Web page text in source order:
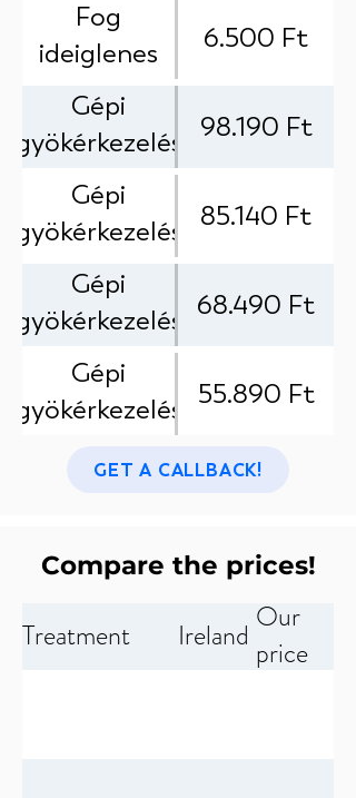
Fog
ideiglenes
gyógyszeres
lezárása
szükség
esetén)
6.500 Ft
Gépi
gyökérkezelés
elektromos
beméréssel (4
csatornás
fog)
98.190 Ft
Gépi
gyökérkezelés
elektromos
beméréssel (3
csatornás
fog)
85.140 Ft
Gépi
gyökérkezelés
elektromos
beméréssel (2
csatornás
fog)
68.490 Ft
Gépi
gyökérkezelés
beméréssel (1
fog)
55.890 Ft
GET A CALLBACK!
Compare the prices!
Treatment Ireland Our
price